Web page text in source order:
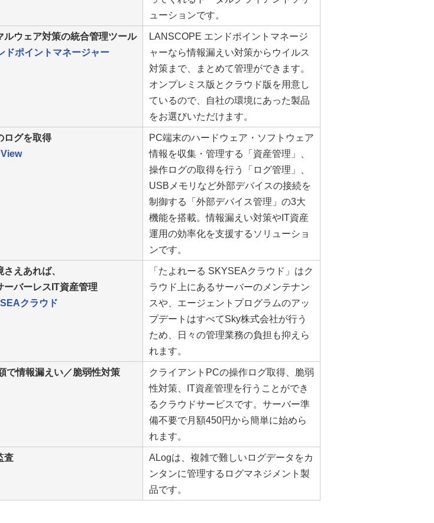
ューションです。
ルウェア対策の統合管理ツール
ドポイントマネージャー
LANSCOPE エンドポイントマネージ
ャーなら情報漏えい対策からウイルス
対策まで、まとめて管理ができます。
オンプレミス版とクラウド版を用意し
ているので、自社の環境にあった製品
をお選びいただけます。
ログを取得
PC端末のハードウェア・ソフトウェア
情報を収集・管理する「資産管理」、
操作ログの取得を行う「ログ管理」、
USBメモリなど外部デバイスの接続を
制御する「外部デバイス管理」の3大
機能を搭載。情報漏えい対策やIT資産
運用の効率化を支援するソリューショ
ンです。
えあれば、
ーバーレスIT資産管理
クラウド
「たよれーる SKYSEAクラウド」はク
ラウド上にあるサーバーのメンテナン
スや、エージェントプログラムのアッ
プデートはすべてSky株式会社が行う
ため、日々の管理業務の負担も抑えら
れます。
で情報漏えい／脆弱性対策
クライアントPCの操作ログ取得、脆弱
性対策、IT資産管理を行うことができ
るクラウドサービスです。サーバー準
備不要で月額450円から簡単に始めら
れます。
査
ALogは、複雑で難しいログデータをカ
ンタンに管理するログマネジメント製
品です。